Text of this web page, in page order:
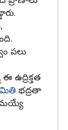
పలు
ఉద్రిక్తత
భద్రతా